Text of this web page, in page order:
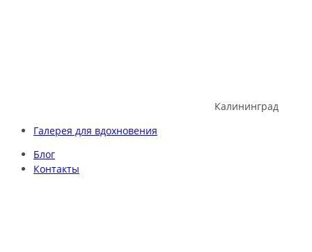
Калининград
Галерея для вдохновения
Блог
Контакты